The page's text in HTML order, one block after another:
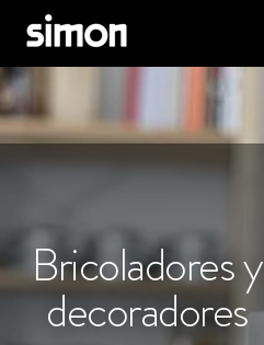
Bricoladores y
decoradores